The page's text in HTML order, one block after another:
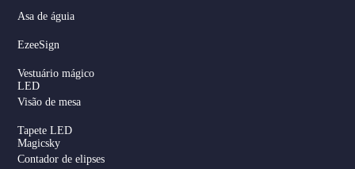
Asa de águia
EzeeSign
Vestuário mágico
LED
Visão de mesa
Tapete LED
Magicsky
Contador de elipses